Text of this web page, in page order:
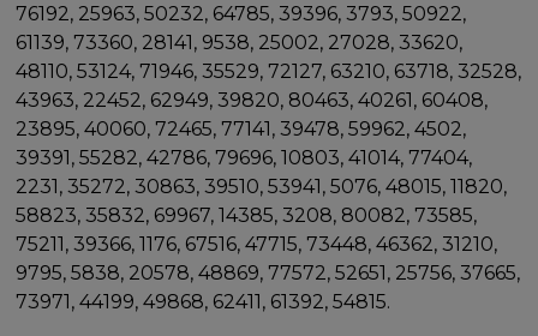
76192, 25963, 50232, 64785, 39396, 3793, 50922,
61139, 73360, 28141, 9538, 25002, 27028, 33620,
48110, 53124, 71946, 35529, 72127, 63210, 63718, 32528,
43963, 22452, 62949, 39820, 80463, 40261, 60408,
23895, 40060, 72465, 77141, 39478, 59962, 4502,
39391, 55282, 42786, 79696, 10803, 41014, 77404,
2231, 35272, 30863, 39510, 53941, 5076, 48015, 11820,
58823, 35832, 69967, 14385, 3208, 80082, 73585,
75211, 39366, 1176, 67516, 47715, 73448, 46362, 31210,
9795, 5838, 20578, 48869, 77572, 52651, 25756, 37665,
73971, 44199, 49868, 62411, 61392, 54815.